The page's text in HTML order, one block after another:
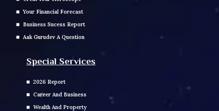
Your Financial Forecast
Business Sucess Report
Aak Gurudev A Question
Special Services
2026 Report
Career And Business
Wealth And Property